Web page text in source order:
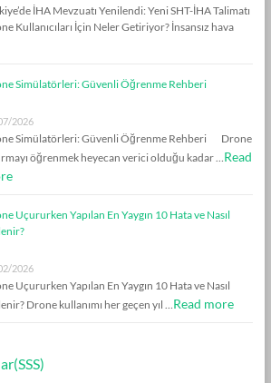
İHA Mevzuatı Yenilendi: Yeni SHT-İHA Talimatı
Kullanıcıları İçin Neler Getiriyor? İnsansız hava
Simülatörleri: Güvenli Öğrenme Rehberi
2026
Simülatörleri: Güvenli Öğrenme Rehberi Drone
öğrenmek heyecan verici olduğu kadar …Read
Uçururken Yapılan En Yaygın 10 Hata ve Nasıl
2026
Uçururken Yapılan En Yaygın 10 Hata ve Nasıl
Drone kullanımı her geçen yıl …Read more